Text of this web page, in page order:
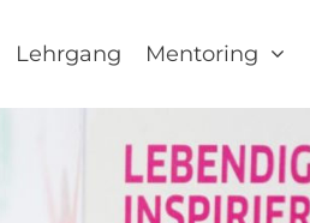
Lehrgang Mentoring